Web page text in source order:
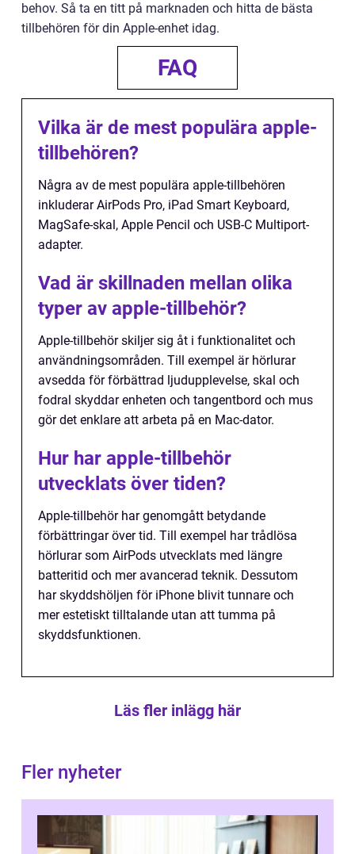
behov. Så ta en titt på marknaden och hitta de bästa
tillbehören för din Apple-enhet idag.
FAQ
Vilka är de mest populära apple-
tillbehören?
Några av de mest populära apple-tillbehören
inkluderar AirPods Pro, iPad Smart Keyboard,
MagSafe-skal, Apple Pencil och USB-C Multiport-
adapter.
Vad är skillnaden mellan olika
typer av apple-tillbehör?
Apple-tillbehör skiljer sig åt i funktionalitet och
användningsområden. Till exempel är hörlurar
avsedda för förbättrad ljudupplevelse, skal och
fodral skyddar enheten och tangentbord och mus
gör det enklare att arbeta på en Mac-dator.
Hur har apple-tillbehör
utvecklats över tiden?
Apple-tillbehör har genomgått betydande
förbättringar över tid. Till exempel har trådlösa
hörlurar som AirPods utvecklats med längre
batteritid och mer avancerad teknik. Dessutom
har skyddshöljen för iPhone blivit tunnare och
mer estetiskt tilltalande utan att tumma på
skyddsfunktionen.
Läs fler inlägg här
Fler nyheter